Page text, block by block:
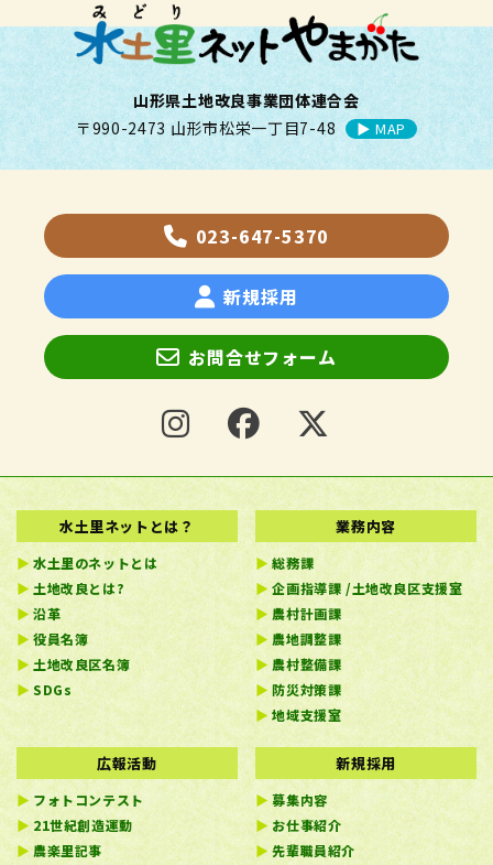
山形県土地改良事業団体連合会
〒990-2473 山形市松栄一丁目7-48
▶︎ MAP
023-647-5370
新規採用
お問合せフォーム
水土里ネットとは？
水土里のネットとは
土地改良とは?
沿革
役員名簿
土地改良区名簿
SDGs
業務内容
総務課
企画指導課 /土地改良区支援室
農村計画課
農地調整課
農村整備課
防災対策課
地域支援室
広報活動
フォトコンテスト
21世紀創造運動
農楽里記事
新規採用
募集内容
お仕事紹介
先輩職員紹介